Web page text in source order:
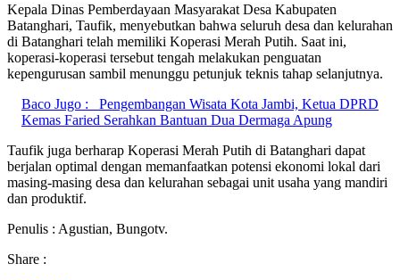
Kepala Dinas Pemberdayaan Masyarakat Desa Kabupaten
Batanghari, Taufik, menyebutkan bahwa seluruh desa dan kelurahan
di Batanghari telah memiliki Koperasi Merah Putih. Saat ini,
koperasi-koperasi tersebut tengah melakukan penguatan
kepengurusan sambil menunggu petunjuk teknis tahap selanjutnya.
Baco Jugo :
Pengembangan Wisata Kota Jambi, Ketua DPRD
Kemas Faried Serahkan Bantuan Dua Dermaga Apung
Taufik juga berharap Koperasi Merah Putih di Batanghari dapat
berjalan optimal dengan memanfaatkan potensi ekonomi lokal dari
masing-masing desa dan kelurahan sebagai unit usaha yang mandiri
dan produktif.
Penulis : Agustian, Bungotv.
Share :